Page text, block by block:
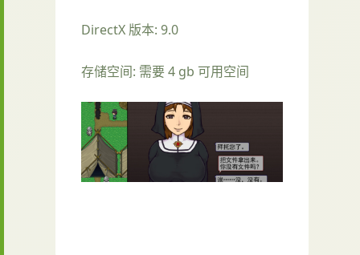
DirectX 版本: 9.0
存储空间: 需要 4 gb 可用空间